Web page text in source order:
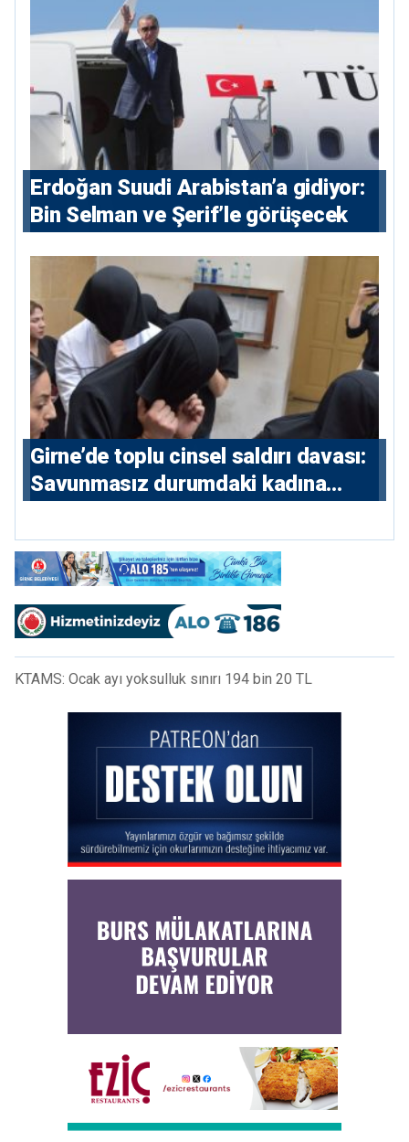
Erdoğan Suudi Arabistan’a gidiyor:
Bin Selman ve Şerif’le görüşecek
Girne’de toplu cinsel saldırı davası:
Savunmasız durumdaki kadına
KTAMS: Ocak ayı yoksulluk sınırı 194 bin 20 TL